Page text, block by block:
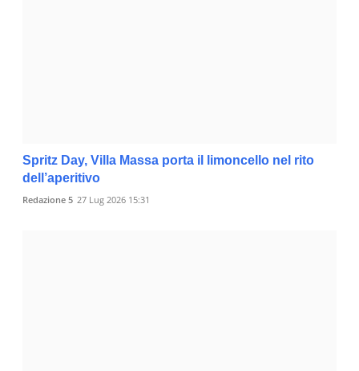
Spritz Day, Villa Massa porta il limoncello nel rito
dell’aperitivo
Redazione 5 27 Lug 2026 15:31